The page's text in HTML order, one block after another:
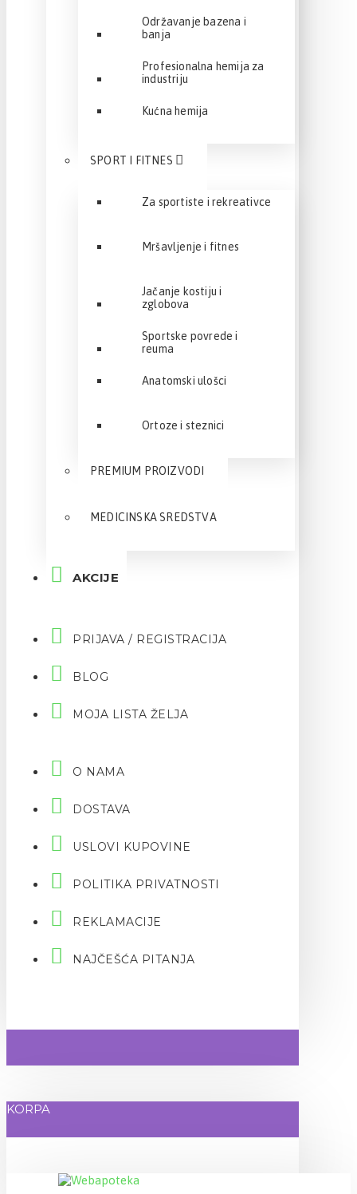
Održavanje bazena i
banja
Profesionalna hemija za
industriju
Kućna hemija
SPORT I FITNES
Za sportiste i rekreativce
Mršavljenje i fitnes
Jačanje kostiju i
zglobova
Sportske povrede i
reuma
Anatomski ulošci
Ortoze i steznici
PREMIUM PROIZVODI
MEDICINSKA SREDSTVA
AKCIJE
PRIJAVA / REGISTRACIJA
BLOG
MOJA LISTA ŽELJA
O NAMA
DOSTAVA
USLOVI KUPOVINE
POLITIKA PRIVATNOSTI
REKLAMACIJE
NAJČEŠĆA PITANJA
KORPA